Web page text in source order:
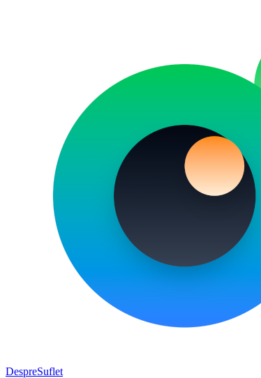
DespreSuflet